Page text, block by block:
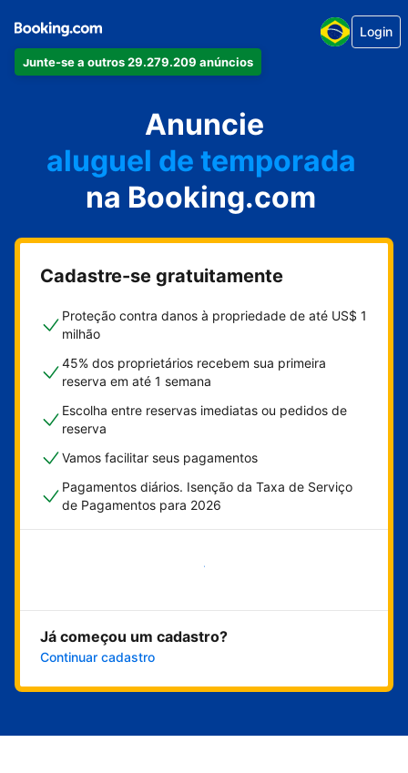
Junte-se a outros 29.279.209 anúncios
Login
Anuncie
seu apartamento
seu hotel
aluguel de temporada
sua pousada
sua casa
na Booking.com
Cadastre-se gratuitamente
Proteção contra danos à propriedade de até US$ 1
milhão
45% dos proprietários recebem sua primeira
reserva em até 1 semana
Escolha entre reservas imediatas ou pedidos de
reserva
Vamos facilitar seus pagamentos
Pagamentos diários. Isenção da Taxa de Serviço
de Pagamentos para 2026
Comece agora
Já começou um cadastro?
Continuar cadastro